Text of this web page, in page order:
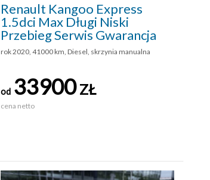
Renault Kangoo Express
1.5dci Max Długi Niski
Przebieg Serwis Gwarancja
rok 2020, 41000 km, Diesel, skrzynia manualna
od 33900ZŁ
cena netto